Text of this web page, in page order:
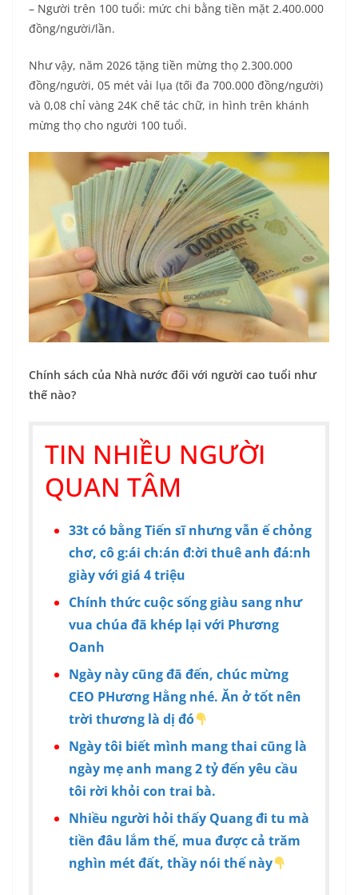
– Người trên 100 tuổi: mức chi bằng tiền mặt 2.400.000
đồng/người/lần.
Như vậy, năm 2026 tặng tiền mừng thọ 2.300.000
đồng/người, 05 mét vải lụa (tối đa 700.000 đồng/người)
và 0,08 chỉ vàng 24K chế tác chữ, in hình trên khánh
mừng thọ cho người 100 tuổi.
Chính sách của Nhà nước đối với người cao tuổi như
thế nào?
TIN NHIỀU NGƯỜI
QUAN TÂM
33t có bằng Tiến sĩ nhưng vẫn ế chỏng
chơ, cô g:ái ch:án đ:ời thuê anh đá:nh
giày với giá 4 triệu
Chính thức cuộc sống giàu sang như
vua chúa đã khép lại với Phương
Oanh
Ngày này cũng đã đến, chúc mừng
CEO PHương Hằng nhé. Ăn ở tốt nên
trời thương là dị đó
Ngày tôi biết mình mang thai cũng là
ngày mẹ anh mang 2 tỷ đến yêu cầu
tôi rời khỏi con trai bà.
Nhiều người hỏi thấy Quang đi tu mà
tiền đâu lắm thế, mua được cả trăm
nghìn mét đất, thầy nói thế này